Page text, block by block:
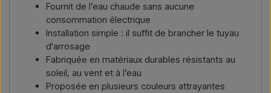
Fournit de l’eau chaude sans aucune
consommation électrique
Installation simple : il suffit de brancher le tuyau
d'arrosage
Fabriquée en matériaux durables résistants au
soleil, au vent et à l’eau
Proposée en plusieurs couleurs attrayantes